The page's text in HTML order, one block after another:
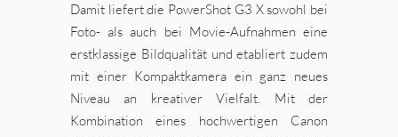
Damit liefert die PowerShot G3 X sowohl bei
Foto- als auch bei Movie-Aufnahmen eine
erstklassige Bildqualität und etabliert zudem
mit einer Kompaktkamera ein ganz neues
Niveau an kreativer Vielfalt. Mit der
Kombination eines hochwertigen Canon